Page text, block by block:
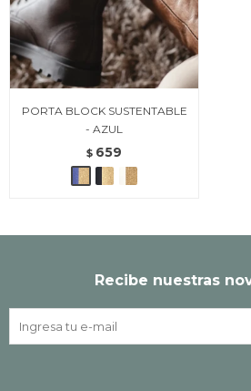
PORTA BLOCK SUSTENTABLE
- AZUL
$ 659
Recibe nuestras